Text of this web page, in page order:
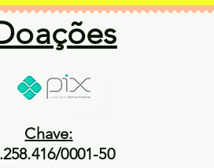
Chave:
0001-50